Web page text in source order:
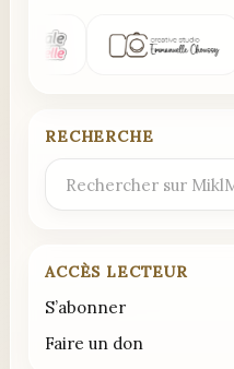
RECHERCHE
Rechercher
ACCÈS LECTEUR
S’abonner
Faire un don